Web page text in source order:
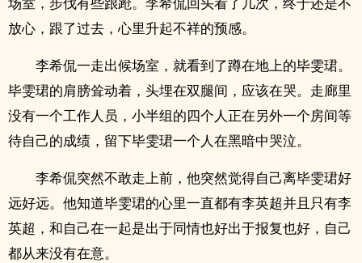
放心，跟了过去，心里升起不祥的预感。
李希侃一走出候场室，就看到了蹲在地上的毕雯珺。
毕雯珺的肩膀耸动着，头埋在双腿间，应该在哭。走廊里
没有一个工作人员，小半组的四个人正在另外一个房间等
待自己的成绩，留下毕雯珺一个人在黑暗中哭泣。
李希侃突然不敢走上前，他突然觉得自己离毕雯珺好
远好远。他知道毕雯珺的心里一直都有李英超并且只有李
英超，和自己在一起是出于同情也好出于报复也好，自己
都从来没有在意。